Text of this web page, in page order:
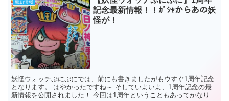
最新情報
記念最新情報！！ｶﾞｼｬからあの妖
怪が！
妖怪ウォッチぷにぷにでは、前にも書きましたがもウすぐ1周年記念
となります。 はやかったですね～ そしていよいよ、1周年記念の最
新情報を公開されました！ 今回は1周年ということもあってかなり貴